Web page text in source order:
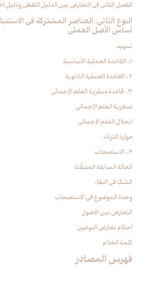
الفصل الثاني في التعارض بين الدليل اللفظي ودليلٍ
النوع الثاني: العناصر المشتركة في
أساس الأصل العملي‏
تمهيد
1- القاعدة العملية الأساسية
2- القاعدة العملية الثانوية
3- قاعدة منجِّزية العلم الإجمالي‏
منجّزية العلم الإجمالي
انحلال العلم الإجمالي
موارد التردّد
4- الاستصحاب‏
الحالة السابقة المتيقَّنة
الشكّ في البقاء
وحدة الموضوع في الاستصحاب
التعارض بين الاصول‏
أحكام تعارض النوعين‏
كلمة الختام
فهرس المصادر